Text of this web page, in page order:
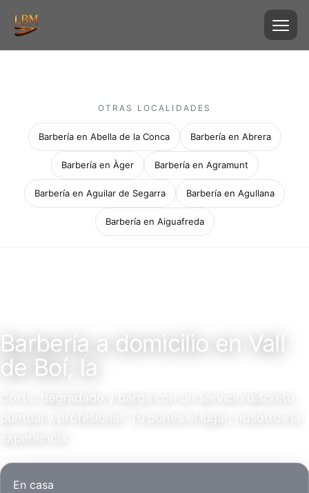
OTRAS LOCALIDADES
Barbería en Abella de la Conca Barbería en Abrera
Barbería en Àger Barbería en Agramunt
Barbería en Aguilar de Segarra Barbería en Agullana
Barbería en Aiguafreda
Barbería a domicilio en Vall
de Boí, la
Corte, degradado y barba con un servicio discreto,
puntual y profesional. Tú pones el lugar, nosotros la
En casa